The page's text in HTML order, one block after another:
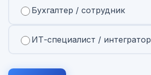
Бухгалтер / сотрудник
ИТ-специалист / интегратор